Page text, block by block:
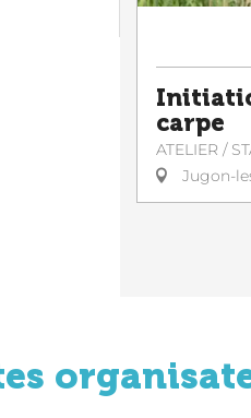
carpe
ATELIER /
Jugon-